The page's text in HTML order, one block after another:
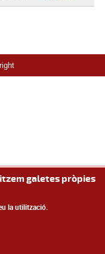
galetes pròpies
la utilització.